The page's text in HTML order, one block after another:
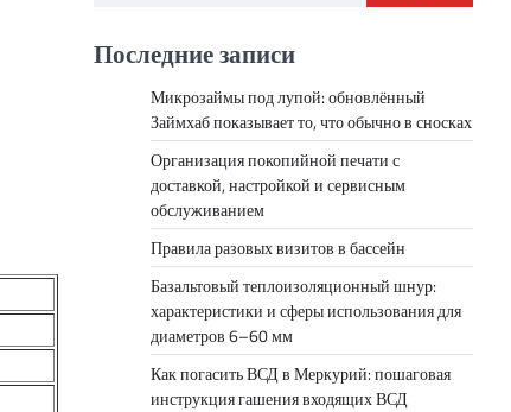
Последние записи
Микрозаймы под лупой: обновлённый
Займхаб показывает то, что обычно в сносках
Организация покопийной печати с
доставкой, настройкой и сервисным
обслуживанием
Правила разовых визитов в бассейн
Базальтовый теплоизоляционный шнур:
характеристики и сферы использования для
диаметров 6–60 мм
Как погасить ВСД в Меркурий: пошаговая
инструкция гашения входящих ВСД